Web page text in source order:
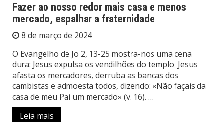
Fazer ao nosso redor mais casa e menos
mercado, espalhar a fraternidade
8 de março de 2024
O Evangelho de Jo 2, 13-25 mostra-nos uma cena
dura: Jesus expulsa os vendilhões do templo, Jesus
afasta os mercadores, derruba as bancas dos
cambistas e admoesta todos, dizendo: «Não façais da
casa de meu Pai um mercado» (v. 16). …
Leia mais